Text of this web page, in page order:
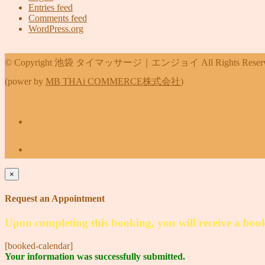
Entries feed
Comments feed
WordPress.org
© Copyright 池袋 タイマッサージ｜エンジョイ All Rights
(power by MB THAi COMMERCE株式会社)
×
Request an Appointment
Upon completing this booking, you will receive a
[booked-calendar]
Your information was successfully submitted.